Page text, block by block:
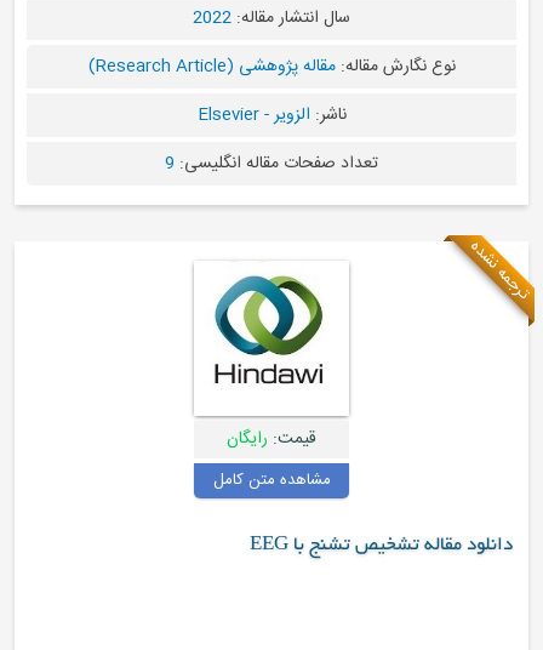
سال انتشار مقاله: 2022
نوع نگارش مقاله:مقاله پژوهشی (Research Article)
ناشر: الزویر - Elsevier
تعداد صفحات مقاله انگلیسی: 9
ترجمه نشده
قیمت: رایگان
مشاهده متن کامل
دانلود مقاله تشخیص تشنج با EEG